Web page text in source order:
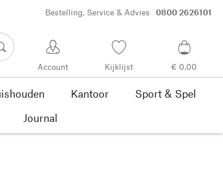
Bestelling, Service & Advies 0800 2626101
Account Kijklijst € 0,00
Kantoor
Sport & Spel
Journal